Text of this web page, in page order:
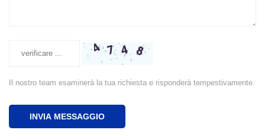
Il nostro team esaminerà la tua richiesta e risponderà tempestivamente.
INVIA MESSAGGIO